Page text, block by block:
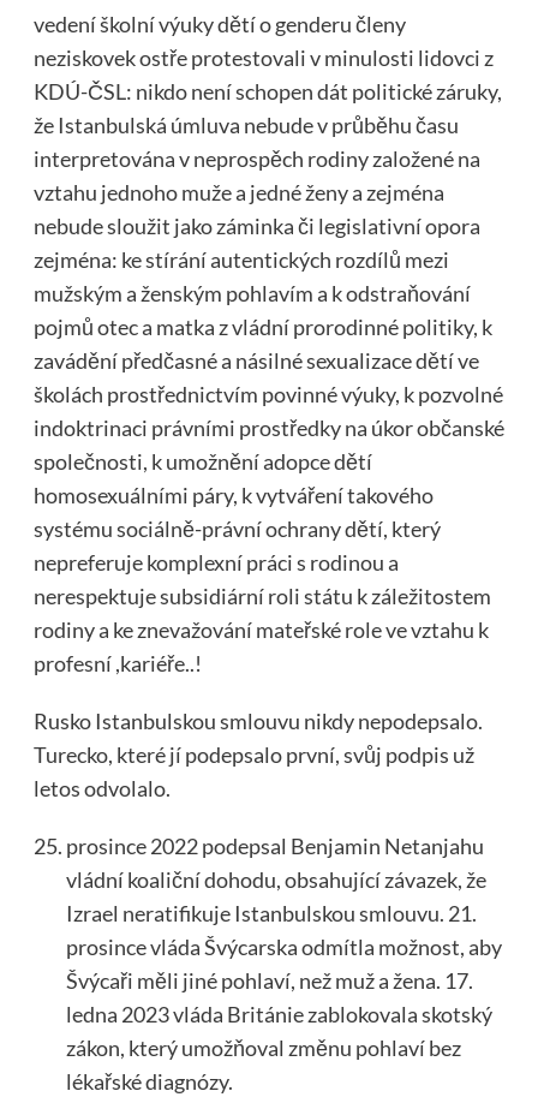
vedení školní výuky dětí o genderu členy
neziskovek ostře protestovali v minulosti lidovci z
KDÚ-ČSL: nikdo není schopen dát politické záruky,
že Istanbulská úmluva nebude v průběhu času
interpretována v neprospěch rodiny založené na
vztahu jednoho muže a jedné ženy a zejména
nebude sloužit jako záminka či legislativní opora
zejména: ke stírání autentických rozdílů mezi
mužským a ženským pohlavím a k odstraňování
pojmů otec a matka z vládní prorodinné politiky, k
zavádění předčasné a násilné sexualizace dětí ve
školách prostřednictvím povinné výuky, k pozvolné
indoktrinaci právními prostředky na úkor občanské
společnosti, k umožnění adopce dětí
homosexuálními páry, k vytváření takového
systému sociálně-právní ochrany dětí, který
nepreferuje komplexní práci s rodinou a
nerespektuje subsidiární roli státu k záležitostem
rodiny a ke znevažování mateřské role ve vztahu k
profesní ,kariéře..!
Rusko Istanbulskou smlouvu nikdy nepodepsalo.
Turecko, které jí podepsalo první, svůj podpis už
letos odvolalo.
prosince 2022 podepsal Benjamin Netanjahu
vládní koaliční dohodu, obsahující závazek, že
Izrael neratifikuje Istanbulskou smlouvu. 21.
prosince vláda Švýcarska odmítla možnost, aby
Švýcaři měli jiné pohlaví, než muž a žena. 17.
ledna 2023 vláda Británie zablokovala skotský
zákon, který umožňoval změnu pohlaví bez
lékařské diagnózy.